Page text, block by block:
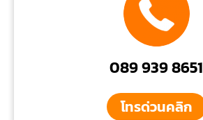
089 939 8651
โทรด่วนคลิก